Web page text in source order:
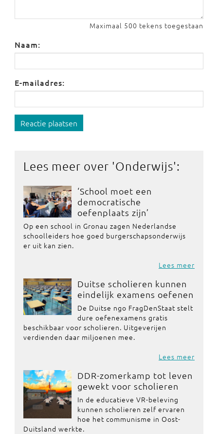
Maximaal 500 tekens toegestaan
Naam:
E-mailadres:
Reactie plaatsen
Lees meer over 'Onderwijs':
‘School moet een
democratische
oefenplaats zijn’
Op een school in Gronau zagen Nederlandse
schoolleiders hoe goed burgerschapsonderwijs
er uit kan zien.
Lees meer
Duitse scholieren kunnen
eindelijk examens oefenen
De Duitse ngo FragDenStaat stelt
dure oefenexamens gratis
beschikbaar voor scholieren. Uitgeverijen
verdienden daar miljoenen mee.
Lees meer
DDR-zomerkamp tot leven
gewekt voor scholieren
In de educatieve VR-beleving
kunnen scholieren zelf ervaren
hoe het communisme in Oost-
Duitsland werkte.